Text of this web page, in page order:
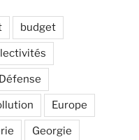
budget
Défense
Europe
Georgie